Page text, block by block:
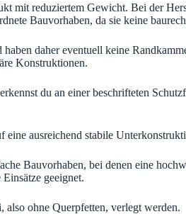
mit reduziertem Gewicht. Bei der
Bauvorhaben, da sie keine
daher eventuell keine
Konstruktionen.
du an einer beschrifteten
ausreichend stabile
Bauvorhaben, bei denen eine
geeignet.
ohne Querpfetten, verlegt werden.